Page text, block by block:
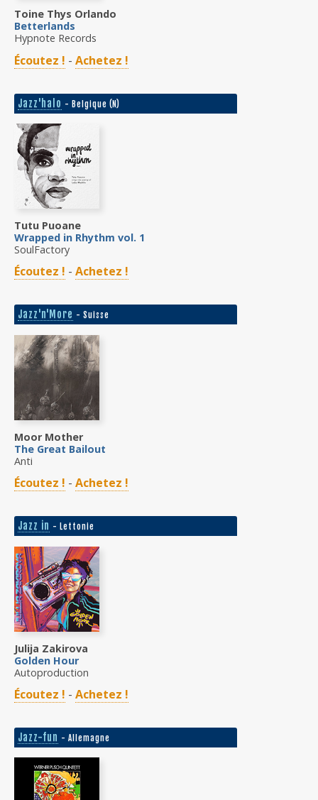
Toine Thys Orlando
Betterlands
Hypnote Records
Écoutez ! - Achetez !
Jazz'halo - Belgique (N)
Tutu Puoane
Wrapped in Rhythm vol. 1
SoulFactory
Écoutez ! - Achetez !
Jazz'n'More - Suisse
Moor Mother
The Great Bailout
Anti
Écoutez ! - Achetez !
Jazz in - Lettonie
Julija Zakirova
Golden Hour
Autoproduction
Écoutez ! - Achetez !
Jazz-fun - Allemagne